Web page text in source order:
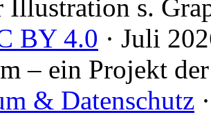
Illustration s.
BY 4.0 · Juli
– ein Projekt der
& Datenschutz ·